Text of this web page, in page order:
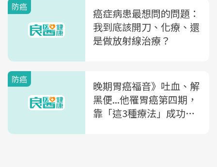
防癌
癌症病患最想問的問題：
我到底該開刀、化療、還
是做放射線治療？
防癌
晚期胃癌福音》吐血、解
黑便...他罹胃癌第四期，
靠「這3種療法」成功縮